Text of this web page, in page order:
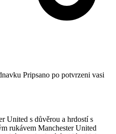
Pripsano po potvrzeni vasi
United s důvěrou a hrdostí s
rukávem Manchester United